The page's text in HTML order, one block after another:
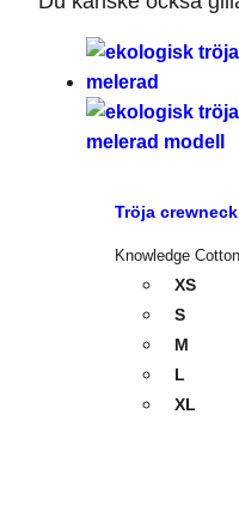
Tröja
Knowledge
XS
S
M
L
XL